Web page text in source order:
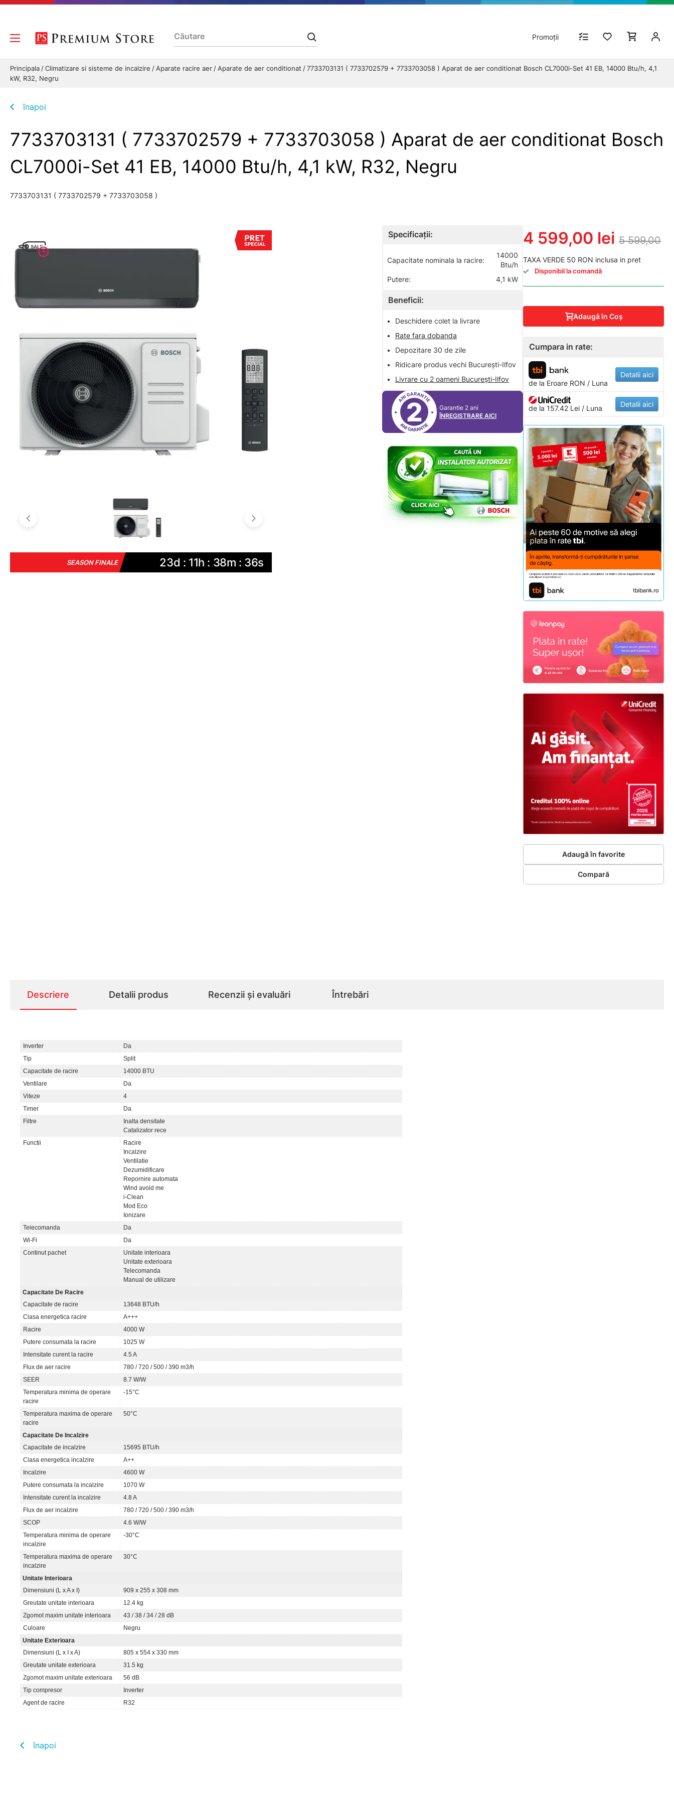
Promoții
Principala Climatizare si sisteme de incalzire Aparate racire aer Aparate de aer conditionat
7733703131 ( 7733702579 + 7733703058 ) Aparat de aer conditionat Bosch CL7000i-Set 41 EB, 14000 Btu/h, 4,1
kW, R32, Negru
înapoi
7733703131 ( 7733702579 + 7733703058 ) Aparat de aer conditionat Bosch
CL7000i-Set 41 EB, 14000 Btu/h, 4,1 kW, R32, Negru
7733703131 ( 7733702579 + 7733703058 )
SEASON FINALE 23d : 11h : 38m : 35s
Specificații:
Capacitate nominala la racire:
14000
Btu/h
Putere:
4,1 kW
Beneficii:
•
Deschidere colet la livrare
•
Rate fara dobanda
•
Depozitare 30 de zile
•
Ridicare produs vechi București-Ilfov
•
Livrare cu 2 oameni București-Ilfov
2
Garantie 2 ani
ÎNREGISTRARE AICI
4 599,00 lei 5 599,00
TAXA VERDE 50 RON inclusa in pret
Disponibil la comandă
Adaugă în Coş
Cumpara in rate:
de la Eroare RON / Luna
Detalii aici
de la 157.42 Lei / Luna Detalii aici
Adaugă în favorite
Compară
Descriere Detalii produs Recenzii și evaluări Întrebări
Inverter
Da
Tip
Split
Capacitate de racire
14000 BTU
Ventilare
Da
Viteze
4
Timer
Da
Filtre
Inalta densitate
Catalizator rece
Functii
Racire
Incalzire
Ventilatie
Dezumidificare
Repornire automata
Wind avoid me
i-Clean
Mod Eco
Ionizare
Telecomanda
Da
Wi-Fi
Da
Continut pachet
Unitate interioara
Unitate exterioara
Telecomanda
Manual de utilizare
Capacitate De Racire
Capacitate de racire
13648 BTU/h
Clasa energetica racire
A+++
Racire
4000 W
Putere consumata la racire
1025 W
Intensitate curent la racire
4.5 A
Flux de aer racire
780 / 720 / 500 / 390 m3/h
SEER
8.7 W/W
Temperatura minima de operare
racire
-15°C
Temperatura maxima de operare
racire
50°C
Capacitate De Incalzire
Capacitate de incalzire
15695 BTU/h
Clasa energetica incalzire
A++
Incalzire
4600 W
Putere consumata la incalzire
1070 W
Intensitate curent la incalzire
4.8 A
Flux de aer incalzire
780 / 720 / 500 / 390 m3/h
SCOP
4.6 W/W
Temperatura minima de operare
incalzire
-30°C
Temperatura maxima de operare
incalzire
30°C
Unitate Interioara
Dimensiuni (L x A x I)
909 x 255 x 308 mm
Greutate unitate interioara
12.4 kg
Zgomot maxim unitate interioara
43 / 38 / 34 / 28 dB
Culoare
Negru
Unitate Exterioara
Dimensiuni (L x I x A)
805 x 554 x 330 mm
Greutate unitate exterioara
31.5 kg
Zgomot maxim unitate exterioara
56 dB
Tip compresor
Inverter
Agent de racire
R32
înapoi